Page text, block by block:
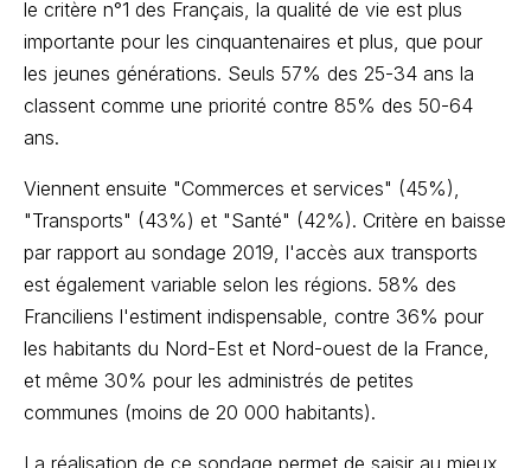
le critère n°1 des Français, la qualité de vie est plus
importante pour les cinquantenaires et plus, que pour
les jeunes générations. Seuls 57% des 25-34 ans la
classent comme une priorité contre 85% des 50-64
ans.
Viennent ensuite "Commerces et services" (45%),
"Transports" (43%) et "Santé" (42%). Critère en baisse
par rapport au sondage 2019, l'accès aux transports
est également variable selon les régions. 58% des
Franciliens l'estiment indispensable, contre 36% pour
les habitants du Nord-Est et Nord-ouest de la France,
et même 30% pour les administrés de petites
communes (moins de 20 000 habitants).
La réalisation de ce sondage permet de saisir au mieux